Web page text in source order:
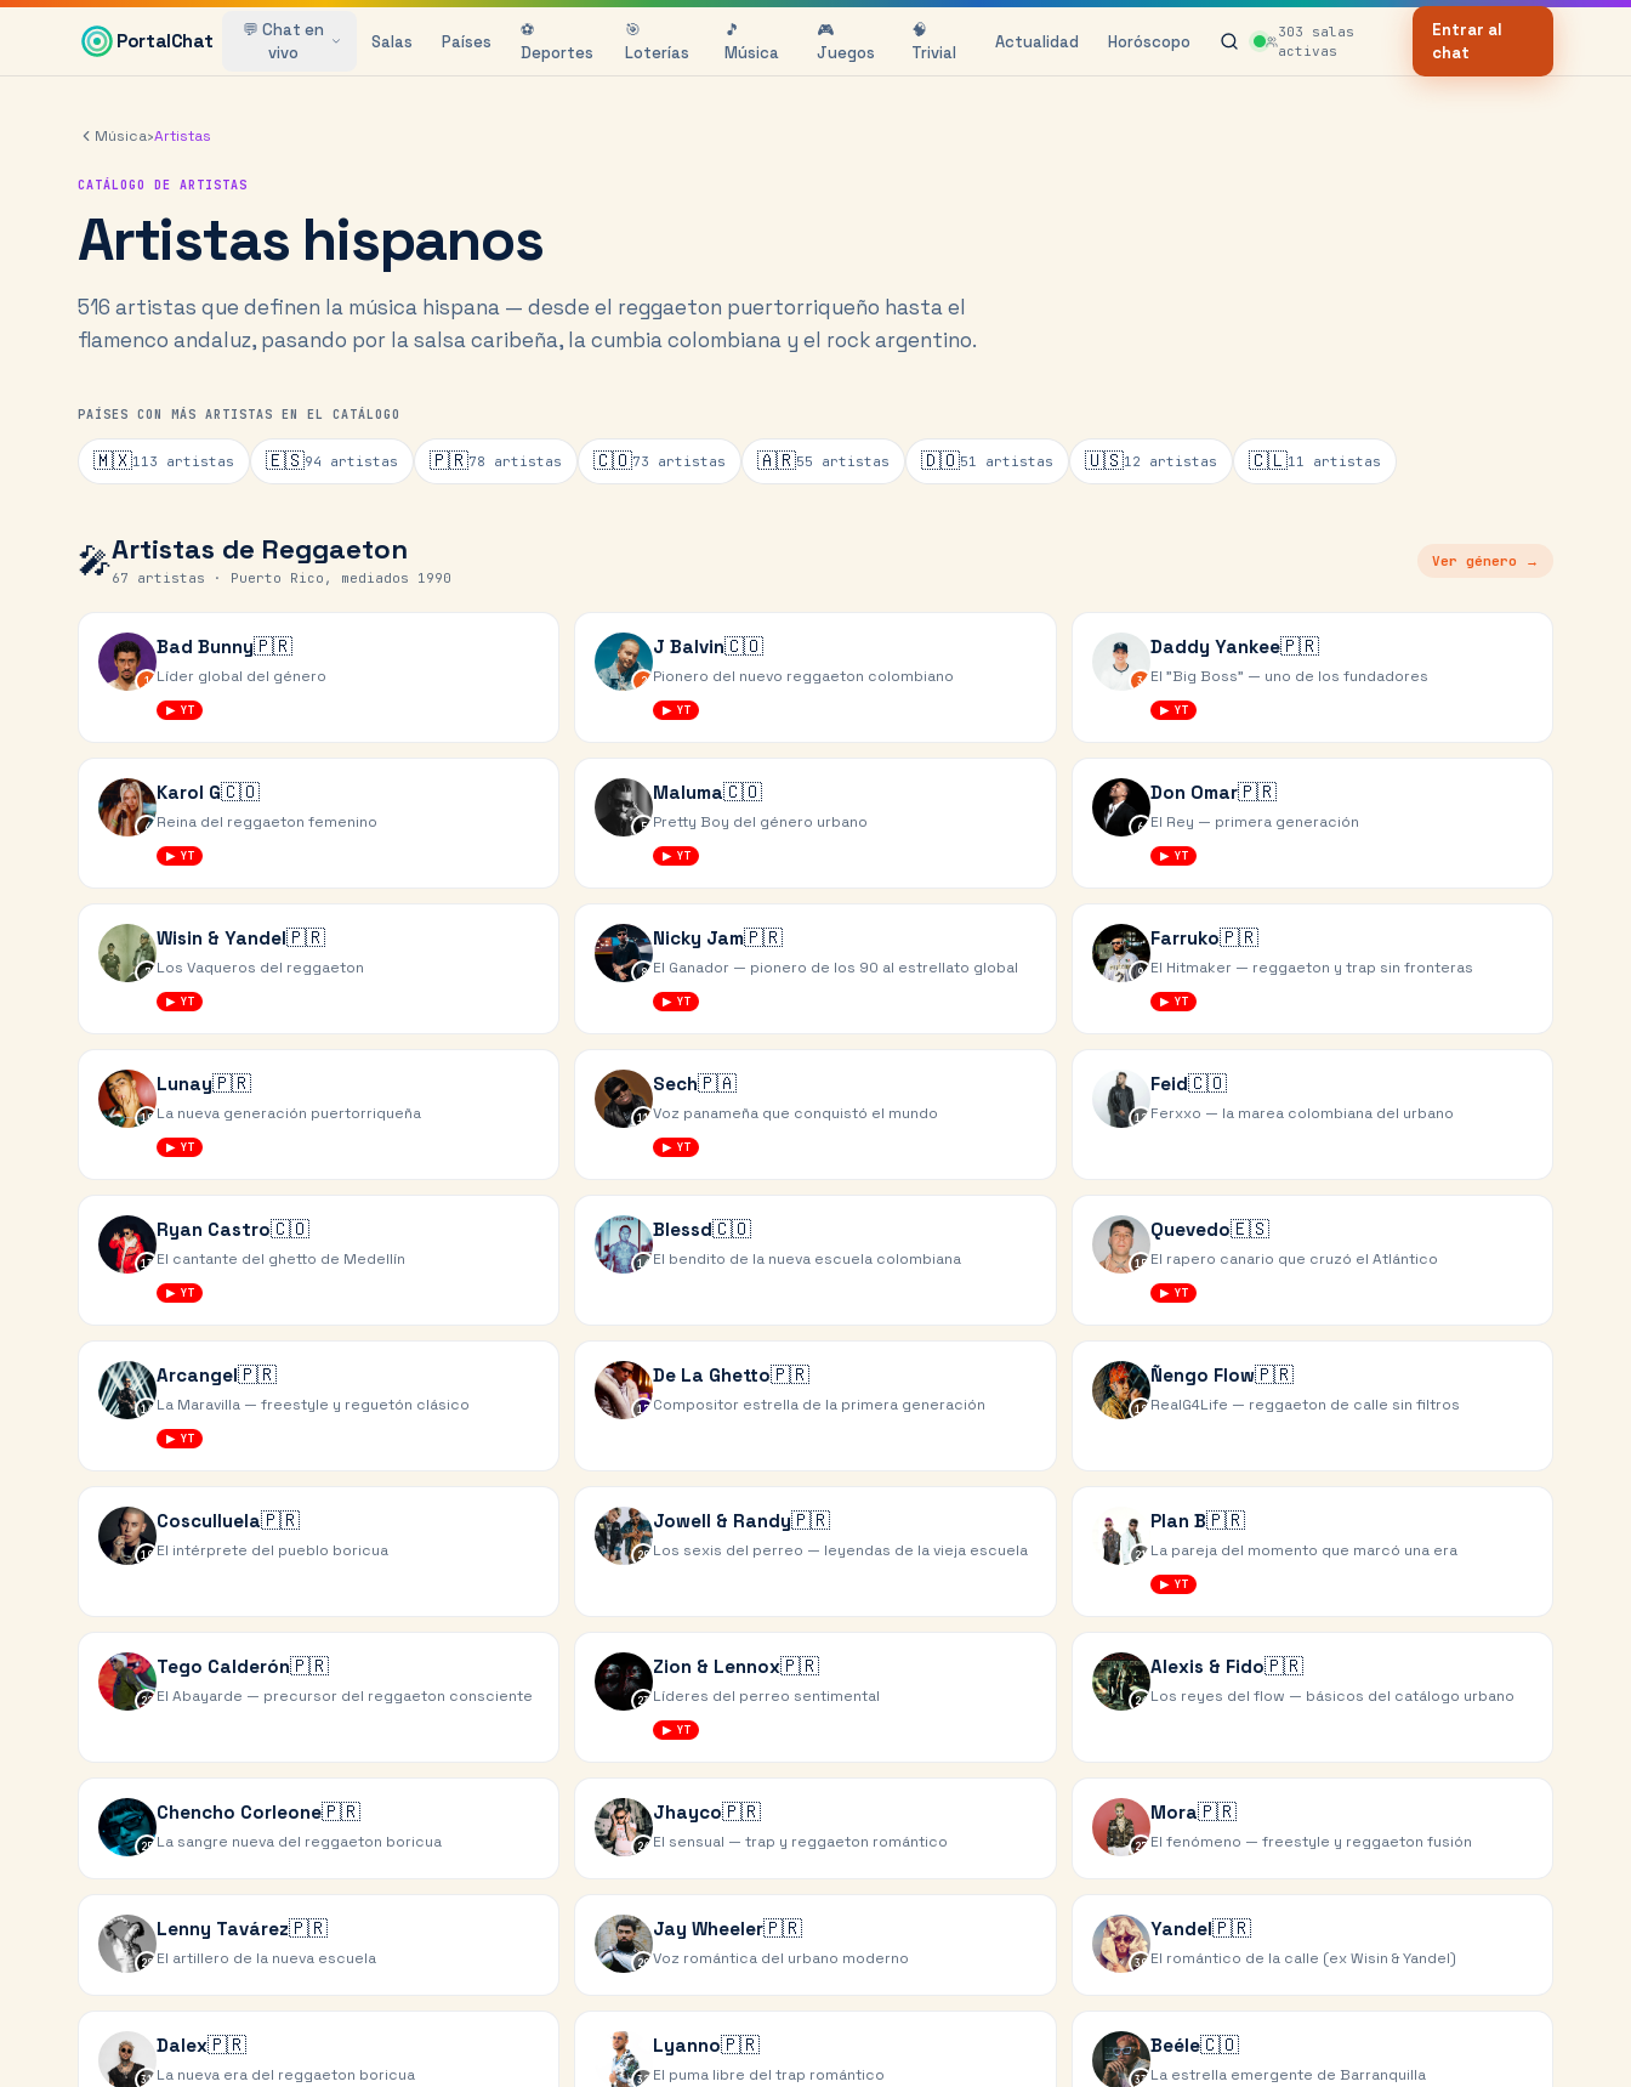
Saltar al contenido principal
PortalChat
💬 Chat en
vivo
Salas Países
⚽
Deportes
🎯
Loterías
🎵
Música
🎮
Juegos
🧠
Trivial
Actualidad Horóscopo 303 salas
activas
Entrar al
chat
Música›Artistas
CATÁLOGO DE ARTISTAS
Artistas hispanos
516 artistas que definen la música hispana — desde el reggaeton puertorriqueño hasta el
flamenco andaluz, pasando por la salsa caribeña, la cumbia colombiana y el rock argentino.
PAÍSES CON MÁS ARTISTAS EN EL CATÁLOGO
🇲🇽113 artistas 🇪🇸94 artistas 🇵🇷78 artistas 🇨🇴73 artistas 🇦🇷55 artistas 🇩🇴51 artistas 🇺🇸12 artistas 🇨🇱11 artistas
🎤Artistas de Reggaeton
67 artistas · Puerto Rico, mediados 1990
Ver género →
1
Bad Bunny🇵🇷
Líder global del género
▶ YT
2
J Balvin🇨🇴
Pionero del nuevo reggaeton colombiano
▶ YT
3
Daddy Yankee🇵🇷
El "Big Boss" — uno de los fundadores
▶ YT
4
Karol G🇨🇴
Reina del reggaeton femenino
▶ YT
5
Maluma🇨🇴
Pretty Boy del género urbano
▶ YT
6
Don Omar🇵🇷
El Rey — primera generación
▶ YT
7
Wisin & Yandel🇵🇷
Los Vaqueros del reggaeton
▶ YT
8
Nicky Jam🇵🇷
El Ganador — pionero de los 90 al estrellato global
▶ YT
9
Farruko🇵🇷
El Hitmaker — reggaeton y trap sin fronteras
▶ YT
10
Lunay🇵🇷
La nueva generación puertorriqueña
▶ YT
11
Sech🇵🇦
Voz panameña que conquistó el mundo
▶ YT
12
Feid🇨🇴
Ferxxo — la marea colombiana del urbano
13
Ryan Castro🇨🇴
El cantante del ghetto de Medellín
▶ YT
14
Blessd🇨🇴
El bendito de la nueva escuela colombiana 15
Quevedo🇪🇸
El rapero canario que cruzó el Atlántico
▶ YT
16
Arcangel🇵🇷
La Maravilla — freestyle y reguetón clásico
▶ YT
17
De La Ghetto🇵🇷
Compositor estrella de la primera generación 18
Ñengo Flow🇵🇷
RealG4Life — reggaeton de calle sin filtros
19
Cosculluela🇵🇷
El intérprete del pueblo boricua 20
Jowell & Randy🇵🇷
Los sexis del perreo — leyendas de la vieja escuela 21
Plan B🇵🇷
La pareja del momento que marcó una era
▶ YT
22
Tego Calderón🇵🇷
El Abayarde — precursor del reggaeton consciente 23
Zion & Lennox🇵🇷
Líderes del perreo sentimental
▶ YT
24
Alexis & Fido🇵🇷
Los reyes del flow — básicos del catálogo urbano
25
Chencho Corleone🇵🇷
La sangre nueva del reggaeton boricua 26
Jhayco🇵🇷
El sensual — trap y reggaeton romántico 27
Mora🇵🇷
El fenómeno — freestyle y reggaeton fusión
28
Lenny Tavárez🇵🇷
El artillero de la nueva escuela 29
Jay Wheeler🇵🇷
Voz romántica del urbano moderno 30
Yandel🇵🇷
El romántico de la calle (ex Wisin & Yandel)
31
Dalex🇵🇷
La nueva era del reggaeton boricua 32
Lyanno🇵🇷
El puma libre del trap romántico 33
Beéle🇨🇴
La estrella emergente de Barranquilla